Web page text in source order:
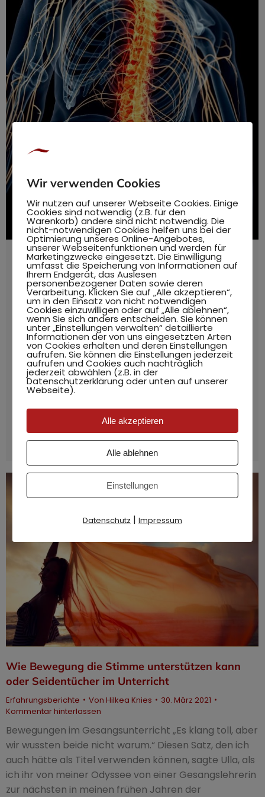
Das Autonome Nervensystem – eine
Liebesgeschichte
Erfahrungsberichte,Nervensystem VonHilkea Knies
6. April 2021
2 Kommentare
Das autonome Nervensystem – der Beginn
einer großen Liebesgeschichte Immer wieder
innerhalb der Ausbildungen, die ich leite und
mitgestalte, ist das Thema Nervensystem
besonders spannend und liegt mir sehr am
Herzen. Die Stimme und das Autonome
Nervensystem (ANS) haben mehr gemeinsam
als man auf den ersten Blick meint. Und ich
stelle fest, dass es ein…
Wie Bewegung die Stimme unterstützen kann
oder Seidentücher im Unterricht
Erfahrungsberichte Von Hilkea Knies
30. März 2021
Kommentar hinterlassen
Bewegungen im Gesangsunterricht „Es klang toll, aber
wir wussten beide nicht warum.“ Diesen Satz, den ich
auch hätte als Titel verwenden können, sagte Ulla, als
ich ihr von meiner Odyssee von einer Gesangslehrerin
zur nächsten in meinen frühen Jahren der
Wir verwenden Cookies
Wir nutzen auf unserer Webseite Cookies. Einige
Cookies sind notwendig (z.B. für den
Warenkorb) andere sind nicht notwendig. Die
nicht-notwendigen Cookies helfen uns bei der
Optimierung unseres Online-Angebotes,
unserer Webseitenfunktionen und werden für
Marketingzwecke eingesetzt. Die Einwilligung
umfasst die Speicherung von Informationen auf
Ihrem Endgerät, das Auslesen
personenbezogener Daten sowie deren
Verarbeitung. Klicken Sie auf „Alle akzeptieren“,
um in den Einsatz von nicht notwendigen
Cookies einzuwilligen oder auf „Alle ablehnen“,
wenn Sie sich anders entscheiden. Sie können
unter „Einstellungen verwalten“ detaillierte
Informationen der von uns eingesetzten Arten
von Cookies erhalten und deren Einstellungen
aufrufen. Sie können die Einstellungen jederzeit
aufrufen und Cookies auch nachträglich
jederzeit abwählen (z.B. in der
Datenschutzerklärung oder unten auf unserer
Webseite).
Alle akzeptieren
Alle ablehnen
Einstellungen
Datenschutz | Impressum